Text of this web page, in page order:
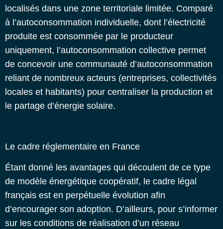
localisés dans une zone territoriale limitée. Comparé
à l’autoconsommation individuelle, dont l’électricité
produite est consommée par le producteur
uniquement, l’autoconsommation collective permet
de concevoir une communauté d’autoconsommation
reliant de nombreux acteurs (entreprises, collectivités
locales et habitants) pour centraliser la production et
le partage d’énergie solaire.
Le cadre réglementaire en France
Étant donné les avantages qui découlent de ce type
de modèle énergétique coopératif, le cadre légal
français est en perpétuelle évolution afin
d’encourager son adoption. D’ailleurs, pour s’informer
sur les conditions de réalisation d’un réseau